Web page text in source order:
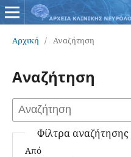
Αρχική / Αναζήτηση
Αναζήτηση
Φίλτρα αναζήτησης
Από